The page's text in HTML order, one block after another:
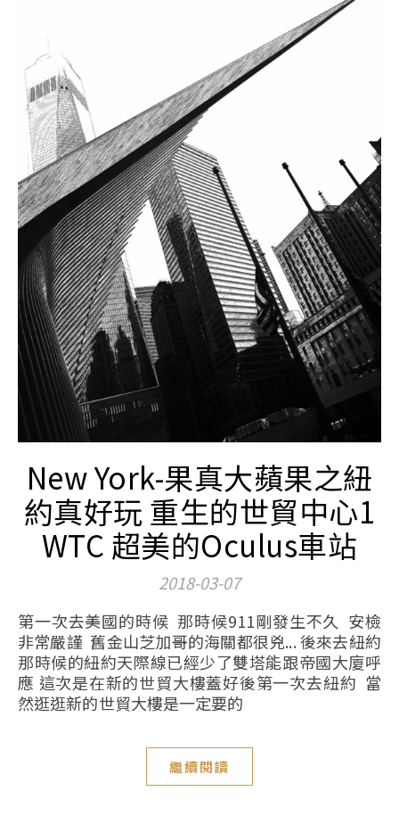
New York-果真大蘋果之紐
約真好玩 重生的世貿中心1
WTC 超美的Oculus車站
2018-03-07
第一次去美國的時候 那時候911剛發生不久 安檢
非常嚴謹 舊金山芝加哥的海關都很兇... 後來去紐約
那時候的紐約天際線已經少了雙塔能跟帝國大廈呼
應 這次是在新的世貿大樓蓋好後第一次去紐約 當
然逛逛新的世貿大樓是一定要的
繼續閱讀